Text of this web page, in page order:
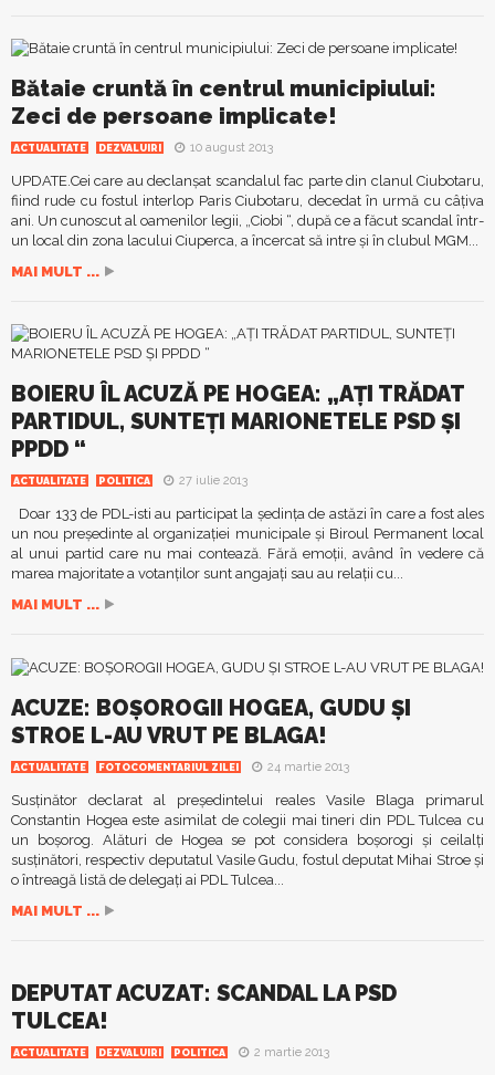
Bătaie cruntă în centrul municipiului:
Zeci de persoane implicate!
ACTUALITATE DEZVALUIRI 10 august 2013
UPDATE.Cei care au declanşat scandalul fac parte din clanul Ciubotaru,
fiind rude cu fostul interlop Paris Ciubotaru, decedat în urmă cu câţiva
ani. Un cunoscut al oamenilor legii, „Ciobi “, după ce a făcut scandal într-
un local din zona lacului Ciuperca, a încercat să intre şi în clubul MGM...
MAI MULT ...
BOIERU ÎL ACUZĂ PE HOGEA: „AŢI TRĂDAT
PARTIDUL, SUNTEŢI MARIONETELE PSD ŞI
PPDD “
ACTUALITATE POLITICA 27 iulie 2013
Doar 133 de PDL-isti au participat la şedinţa de astăzi în care a fost ales
un nou preşedinte al organizaţiei municipale şi Biroul Permanent local
al unui partid care nu mai contează. Fără emoţii, având în vedere că
marea majoritate a votanţilor sunt angajaţi sau au relaţii cu...
MAI MULT ...
ACUZE: BOŞOROGII HOGEA, GUDU ŞI
STROE L-AU VRUT PE BLAGA!
ACTUALITATE FOTOCOMENTARIUL ZILEI 24 martie 2013
Susţinător declarat al preşedintelui reales Vasile Blaga primarul
Constantin Hogea este asimilat de colegii mai tineri din PDL Tulcea cu
un boşorog. Alături de Hogea se pot considera boşorogi şi ceilalţi
susţinători, respectiv deputatul Vasile Gudu, fostul deputat Mihai Stroe şi
o întreagă listă de delegaţi ai PDL Tulcea...
MAI MULT ...
DEPUTAT ACUZAT: SCANDAL LA PSD
TULCEA!
ACTUALITATE DEZVALUIRI POLITICA 2 martie 2013